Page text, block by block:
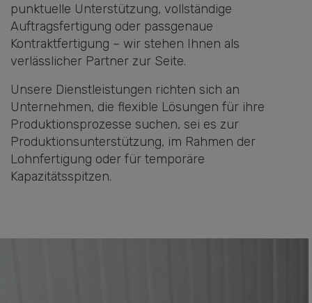
punktuelle Unterstützung, vollständige
Auftragsfertigung oder passgenaue
Kontraktfertigung – wir stehen Ihnen als
verlässlicher Partner zur Seite.
Unsere Dienstleistungen richten sich an
Unternehmen, die flexible Lösungen für ihre
Produktionsprozesse suchen, sei es zur
Produktionsunterstützung, im Rahmen der
Lohnfertigung oder für temporäre
Kapazitätsspitzen.